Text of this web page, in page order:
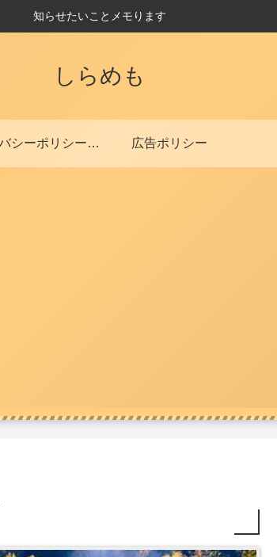
知らせたいことメモります
しらめも
プライバシーポリシー・免責事項 広告ポリシー